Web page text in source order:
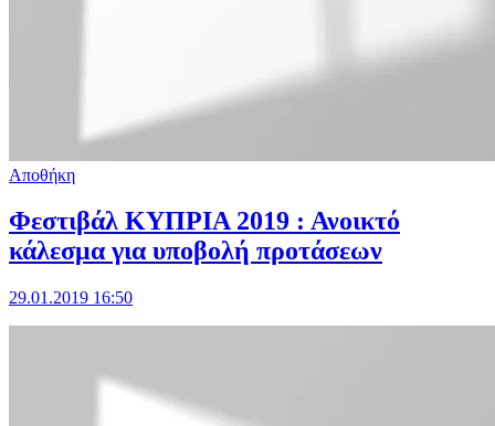
Αποθήκη
Φεστιβάλ ΚΥΠΡΙΑ 2019 : Ανοικτό
κάλεσμα για υποβολή προτάσεων
29.01.2019 16:50